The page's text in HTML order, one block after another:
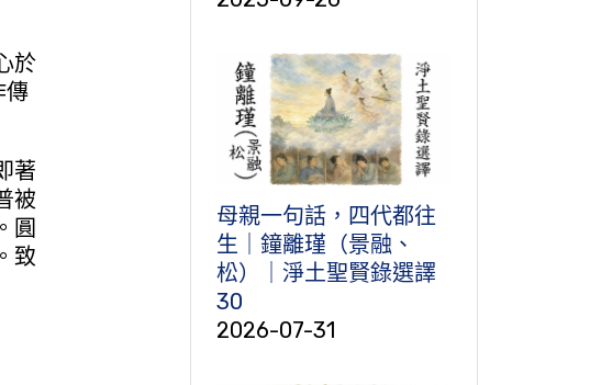
於
傳
著
被
圓
致
母親一句話，四代都往
生｜鐘離瑾（景融、
松）｜淨土聖賢錄選譯
30
2026-07-31